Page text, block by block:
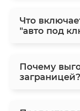
Что
"авто под
Почему
заграницей?